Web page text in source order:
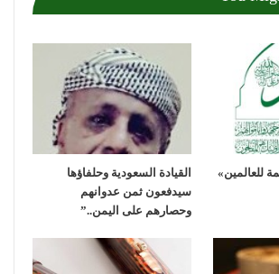
للعالمين»
القيادة السعودية وحلفاؤها
سيدفعون ثمن عدوانهم
وحصارهم على اليمن..”